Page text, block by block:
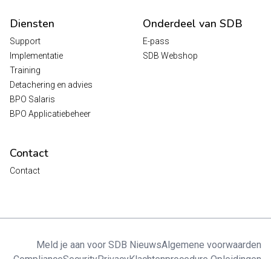
Diensten
Support
Implementatie
Training
Detachering en advies
BPO Salaris
BPO Applicatiebeheer
Onderdeel van SDB
E-pass
SDB Webshop
Contact
Contact
Meld je aan voor SDB NieuwsAlgemene voorwaarden